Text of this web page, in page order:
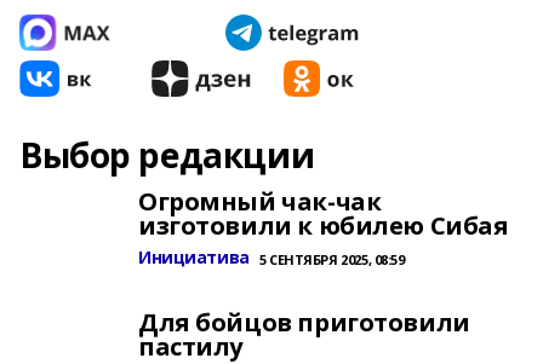
Выбор редакции
Огромный чак-чак
изготовили к юбилею Сибая
Инициатива 5 СЕНТЯБРЯ 2025, 08:59
Для бойцов приготовили
пастилу